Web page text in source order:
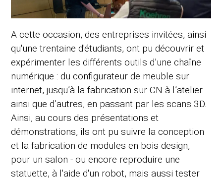
A cette occasion, des entreprises invitées, ainsi
qu'une trentaine d'étudiants, ont pu découvrir et
expérimenter les différents outils d’une chaîne
numérique : du configurateur de meuble sur
internet, jusqu’à la fabrication sur CN à l’atelier
ainsi que d’autres, en passant par les scans 3D.
Ainsi, au cours des présentations et
démonstrations, ils ont pu suivre la conception
et la fabrication de modules en bois design,
pour un salon - ou encore reproduire une
statuette, à l'aide d'un robot, mais aussi tester